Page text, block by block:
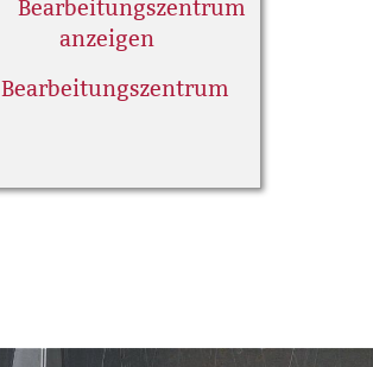
Bearbeitungszentrum